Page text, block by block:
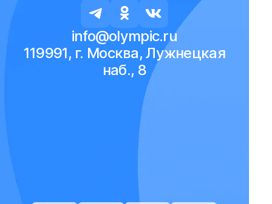
info@olympic.ru
119991, г. Москва, Лужнецкая
наб., 8